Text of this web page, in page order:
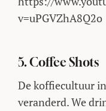
v=uPGVZhA8Q2o
5. Coffee Shots
De koffiecultuur
veranderd. We